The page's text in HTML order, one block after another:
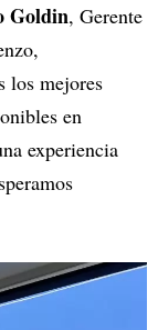
Goldin, Gerente
los mejores
en
experiencia